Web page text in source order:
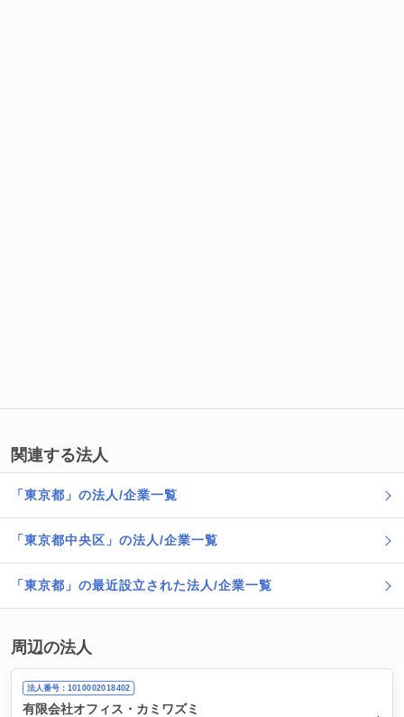
関連する法人
「東京都」の法人/企業一覧
「東京都中央区」の法人/企業一覧
「東京都」の最近設立された法人/企業一覧
周辺の法人
法人番号：1010002018402
有限会社オフィス・カミワズミ